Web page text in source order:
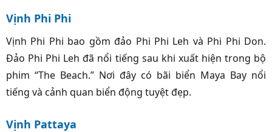
Vịnh Phi Phi
Vịnh Phi Phi bao gồm đảo Phi Phi Leh và Phi Phi Don.
Đảo Phi Phi Leh đã nổi tiếng sau khi xuất hiện trong bộ
phim “The Beach.” Nơi đây có bãi biển Maya Bay nổi
tiếng và cảnh quan biển động tuyệt đẹp.
Vịnh Pattaya